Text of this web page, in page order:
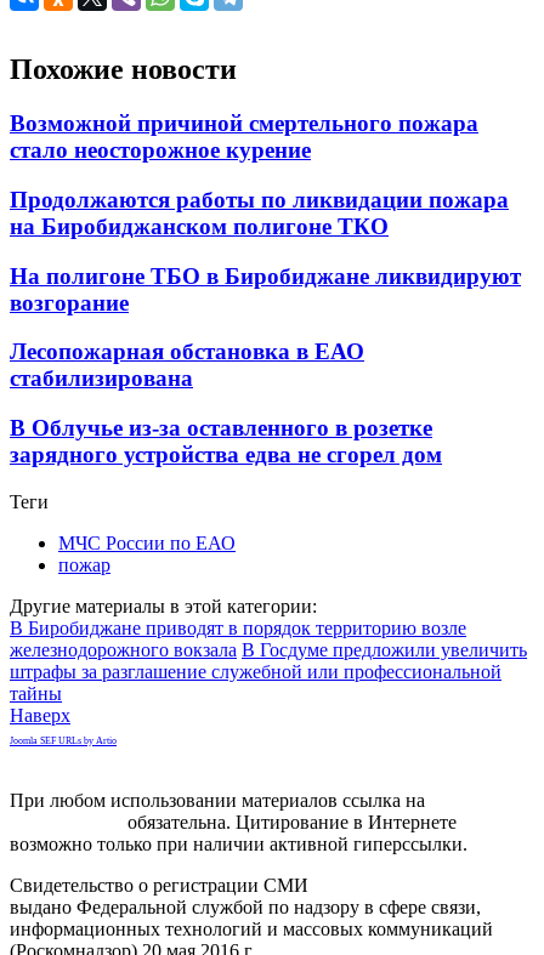
Похожие новости
Возможной причиной смертельного пожара
стало неосторожное курение
Продолжаются работы по ликвидации пожара
на Биробиджанском полигоне ТКО
На полигоне ТБО в Биробиджане ликвидируют
возгорание
Лесопожарная обстановка в ЕАО
стабилизирована
В Облучье из-за оставленного в розетке
зарядного устройства едва не сгорел дом
Теги
МЧС России по ЕАО
пожар
Другие материалы в этой категории:
В Биробиджане приводят в порядок территорию возле
железнодорожного вокзала В Госдуме предложили увеличить
штрафы за разглашение служебной или профессиональной
тайны
Наверх
Joomla SEF URLs by Artio
При любом использовании материалов ссылка на
обязательна. Цитирование в Интернете
возможно только при наличии активной гиперссылки.
Свидетельство о регистрации СМИ
выдано Федеральной службой по надзору в сфере связи,
информационных технологий и массовых коммуникаций
(Роскомнадзор) 20 мая 2016 г.